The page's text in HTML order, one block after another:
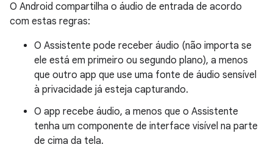
O Android compartilha o áudio de entrada de acordo
com estas regras:
O Assistente pode receber áudio (não importa se
ele está em primeiro ou segundo plano), a menos
que outro app que use uma fonte de áudio sensível
à privacidade já esteja capturando.
O app recebe áudio, a menos que o Assistente
tenha um componente de interface visível na parte
de cima da tela.